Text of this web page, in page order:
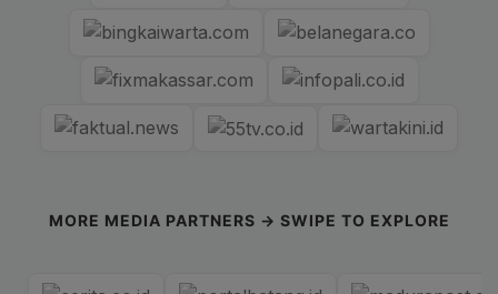
MORE MEDIA PARTNERS → SWIPE TO EXPLORE